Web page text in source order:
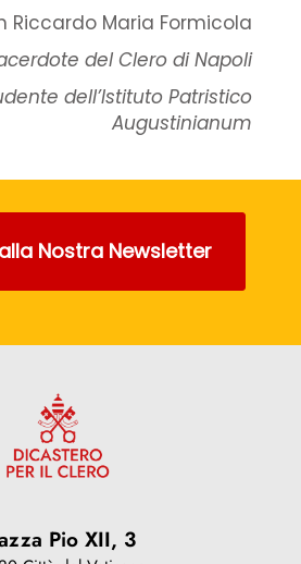
Riccardo Maria Formicola
del Clero di Napoli
dell’Istituto Patristico
Augustinianum
Nostra Newsletter
Pio XII, 3